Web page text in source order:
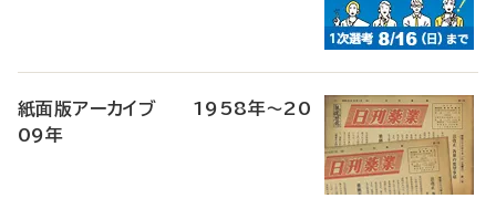
紙面版アーカイブ 1958年～20
09年